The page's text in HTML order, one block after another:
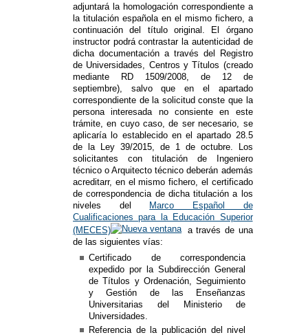
adjuntará la homologación correspondiente a
la titulación española en el mismo fichero, a
continuación del título original. El órgano
instructor podrá contrastar la autenticidad de
dicha documentación a través del Registro
de Universidades, Centros y Títulos (creado
mediante RD 1509/2008, de 12 de
septiembre), salvo que en el apartado
correspondiente de la solicitud conste que la
persona interesada no consiente en este
trámite, en cuyo caso, de ser necesario, se
aplicaría lo establecido en el apartado 28.5
de la Ley 39/2015, de 1 de octubre. Los
solicitantes con titulación de Ingeniero
técnico o Arquitecto técnico deberán además
acreditarr, en el mismo fichero, el certificado
de correspondencia de dicha titulación a los
niveles del Marco Español de
Cualificaciones para la Educación Superior
(MECES)
a través de una
de las siguientes vías:
Certificado de correspondencia
expedido por la Subdirección General
de Títulos y Ordenación, Seguimiento
y Gestión de las Enseñanzas
Universitarias del Ministerio de
Universidades.
Referencia de la publicación del nivel